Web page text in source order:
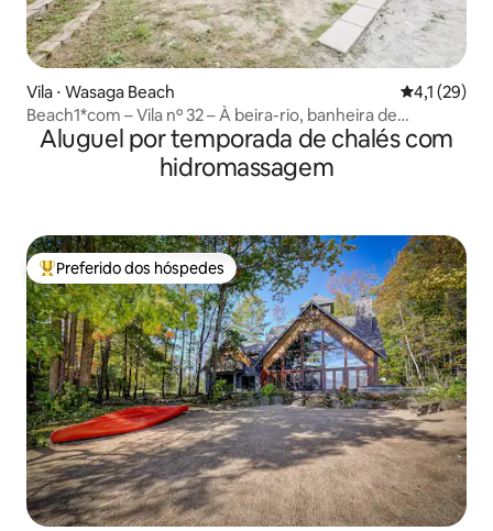
Vila ⋅ Wasaga Beach 4,1 de uma
4,1 (29)
Beach1*com – Vila nº 32 – À beira-rio, banheira de
hidromassagem
Aluguel por temporada de chalés com
hidromassagem
Entre os melhores preferidos dos hóspedes
Preferido dos hóspedes